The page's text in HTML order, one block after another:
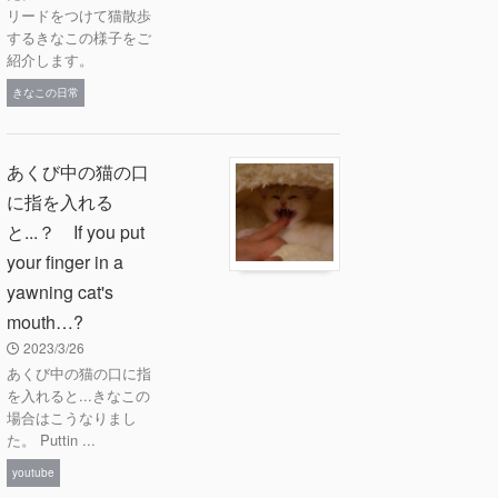
リードをつけて猫散歩
するきなこの様子をご
紹介します。
きなこの日常
あくび中の猫の口
に指を入れる
と...？ If you put
your finger in a
yawning cat's
mouth…?
2023/3/26
あくび中の猫の口に指
を入れると...きなこの
場合はこうなりまし
た。 Puttin ...
youtube